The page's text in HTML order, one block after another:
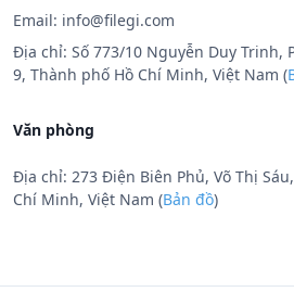
Email: info@filegi.com
Địa chỉ: Số 773/10 Nguyễn Duy Trinh,
9, Thành phố Hồ Chí Minh, Việt Nam (
Văn phòng
Địa chỉ: 273 Điện Biên Phủ, Võ Thị
Chí Minh, Việt Nam (Bản đồ)